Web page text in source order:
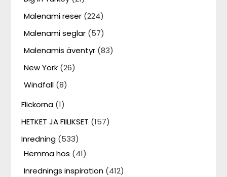
Malenami reser (224)
Malenami seglar (57)
Malenamis äventyr (83)
New York (26)
Windfall (8)
Flickorna (1)
HETKET JA FIILIKSET (157)
Inredning (533)
Hemma hos (41)
Inrednings inspiration (412)